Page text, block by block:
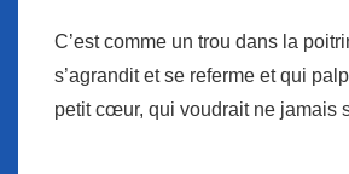
C’est comme un trou dans la
s’agrandit et se referme et qui
petit cœur, qui voudrait ne jamais